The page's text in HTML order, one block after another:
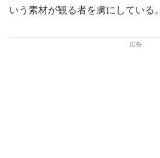
いう素材が観る者を虜にしている。